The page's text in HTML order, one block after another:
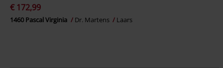
€ 172,99
1460 Pascal Virginia Dr. Martens Laars